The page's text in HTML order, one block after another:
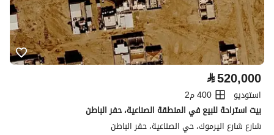
⃁520,000
استوديو
400 م2
بيت استراحة للبيع في المنطقة الصناعية، حفر الباطن
شارع شارع اليرموك، حي الصناعية، حفر الباطن